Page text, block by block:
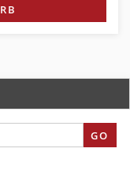
GO